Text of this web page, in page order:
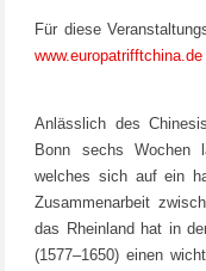
Für diese
www.europatrifftchina.de
Anlässlich des
Bonn sechs Wochen
welches sich auf ein
Zusammenarbeit
das Rheinland hat in
(1577–1650) einen